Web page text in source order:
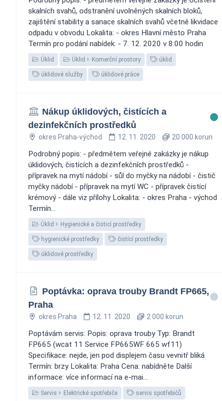
skalních svahů, odstranění uvolněných skalních bloků,
zajištění stability a sanace skalních svahů včetně likvidace
odpadu v obvodu Lokalita: - okres Hlavní město Praha
Termín pro podání nabídek: - 7. 12. 2020 v 8:00 hodin
Úklid Úklid Komerční prostory úklid
úklidové služby úklidové práce
Nákup úklidových, čistících a
dezinfekčních prostředků
okres Praha-východ 12. 11. 2020 20 000 korun
Podrobný popis: - předmětem veřejné zakázky je nákup
úklidových, čistících a dezinfekčních prostředků -
přípravek na mytí nádobí - sůl do myčky na nádobí - čistič
myčky nádobí - přípravek na mytí WC - přípravek čistící
krémový - dále viz přílohy Lokalita: - okres Praha - východ
Termín...
Úklid Hygienické a čisticí prostředky
hygienické prostředky čistící prostředky
úklidové prostředky
Poptávka: oprava trouby Brandt FP665,
Praha
okres Praha 12. 11. 2020 2 000 korun
Poptávám servis: Popis: oprava trouby Typ: Brandt
FP665 (wcat 11 Service FP665WF 665 wf11)
Specifikace: nejde, jen pod displejem času vevnitř bliká
Termín: brzy Lokalita: Praha Cena: nabídněte Další
informace: více informací na e-mai...
Servis Elektrické spotřebiče servis spotřebičů